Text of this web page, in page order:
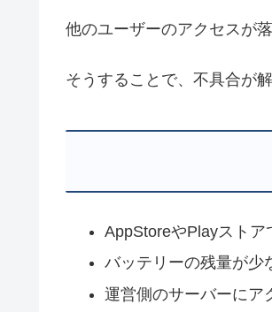
他のユーザーのアクセスが
そうすることで、不具合が
AppStoreやPlayストア
バッテリーの残量が少
運営側のサーバーにア